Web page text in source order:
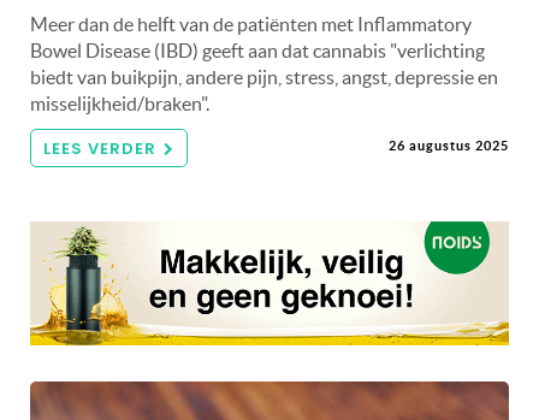
Meer dan de helft van de patiënten met Inflammatory
Bowel Disease (IBD) geeft aan dat cannabis "verlichting
biedt van buikpijn, andere pijn, stress, angst, depressie en
misselijkheid/braken".
LEES VERDER 26 augustus 2025